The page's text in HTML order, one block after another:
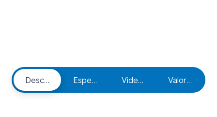
Descripción de producto
EspecificacionesVideo Demostrativos
Valoraciones